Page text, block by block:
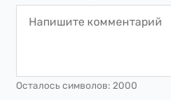
Осталось символов: 2000